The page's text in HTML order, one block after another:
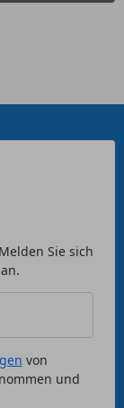
Sie sich
von
und